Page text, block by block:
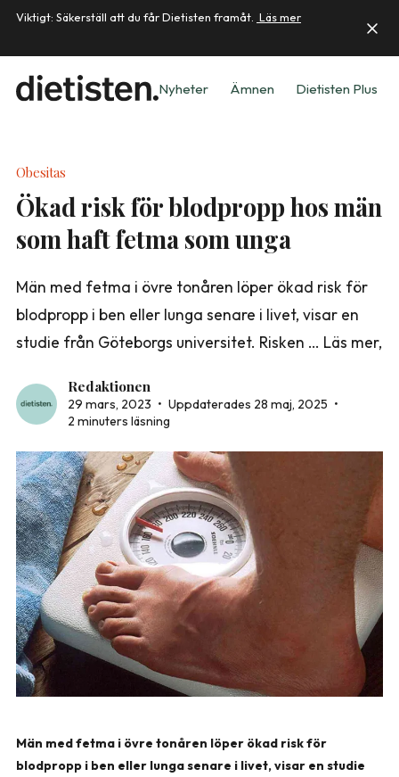
Viktigt: Säkerställ att du får Dietisten framåt. Läs mer
Nyheter Ämnen Dietisten Plus
Obesitas
Ökad risk för blodpropp hos män
som haft fetma som unga
Män med fetma i övre tonåren löper ökad risk för
blodpropp i ben eller lunga senare i livet, visar en
studie från Göteborgs universitet. Risken … Läs mer,
Redaktionen
29 mars, 2023 • Uppdaterades 28 maj, 2025 •
2 minuters läsning
Män med fetma i övre tonåren löper ökad risk för
blodpropp i ben eller lunga senare i livet, visar en studie